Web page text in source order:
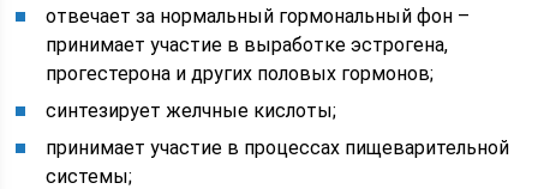
отвечает за нормальный гормональный фон –
принимает участие в выработке эстрогена,
прогестерона и других половых гормонов;
синтезирует желчные кислоты;
принимает участие в процессах пищеварительной
системы;